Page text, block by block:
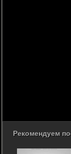
Рекомендуем